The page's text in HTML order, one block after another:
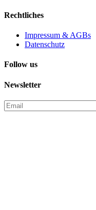
Rechtliches
Impressum & AGBs
Datenschutz
Follow us
Newsletter